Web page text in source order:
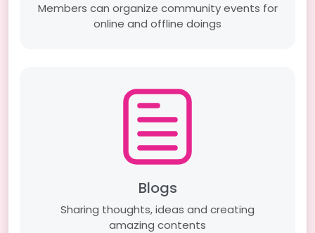
Members can organize community events for
online and offline doings
Blogs
Sharing thoughts, ideas and creating
amazing contents